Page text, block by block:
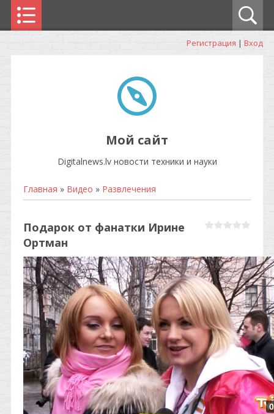
Регистрация | Вход
Мой сайт
Digitalnews.lv новости техники и науки
Главная » Видео » Развлечения
Подарок от фанатки Ирине
Ортман